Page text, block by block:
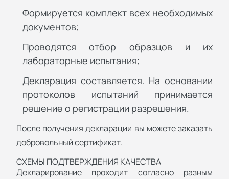
Формируется комплект всех необходимых
документов;
Проводятся отбор образцов и их
лабораторные испытания;
Декларация составляется. На основании
протоколов испытаний принимается
решение о регистрации разрешения.
После получения декларации вы можете заказать
добровольный сертификат.
СХЕМЫ ПОДТВЕРЖДЕНИЯ КАЧЕСТВА
Декларирование проходит согласно разным